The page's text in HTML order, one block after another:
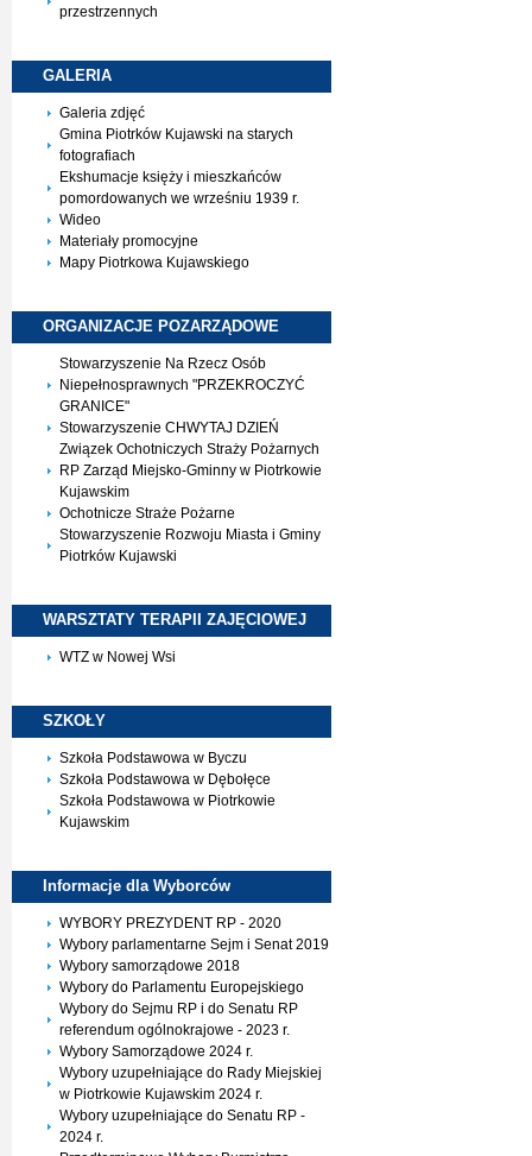
przestrzennych
GALERIA
Galeria zdjęć
Gmina Piotrków Kujawski na starych
fotografiach
Ekshumacje księży i mieszkańców
pomordowanych we wrześniu 1939 r.
Wideo
Materiały promocyjne
Mapy Piotrkowa Kujawskiego
ORGANIZACJE POZARZĄDOWE
Stowarzyszenie Na Rzecz Osób
Niepełnosprawnych "PRZEKROCZYĆ
GRANICE"
Stowarzyszenie CHWYTAJ DZIEŃ
Związek Ochotniczych Straży Pożarnych
RP Zarząd Miejsko-Gminny w Piotrkowie
Kujawskim
Ochotnicze Straże Pożarne
Stowarzyszenie Rozwoju Miasta i Gminy
Piotrków Kujawski
WARSZTATY TERAPII ZAJĘCIOWEJ
WTZ w Nowej Wsi
SZKOŁY
Szkoła Podstawowa w Byczu
Szkoła Podstawowa w Dębołęce
Szkoła Podstawowa w Piotrkowie
Kujawskim
Informacje dla Wyborców
WYBORY PREZYDENT RP - 2020
Wybory parlamentarne Sejm i Senat 2019
Wybory samorządowe 2018
Wybory do Parlamentu Europejskiego
Wybory do Sejmu RP i do Senatu RP
referendum ogólnokrajowe - 2023 r.
Wybory Samorządowe 2024 r.
Wybory uzupełniające do Rady Miejskiej
w Piotrkowie Kujawskim 2024 r.
Wybory uzupełniające do Senatu RP -
2024 r.